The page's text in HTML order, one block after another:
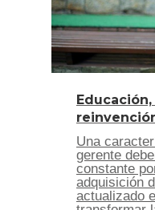
Una
gerente
constante
adquisición
actualizado